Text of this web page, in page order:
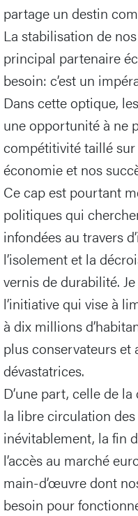
partage un destin
La stabilisation de
principal partenaire
besoin: c’est un
Dans cette optique,
une opportunité à ne
compétitivité taillé
économie et nos
Ce cap est pourtant
politiques qui
infondées au travers
l’isolement et la
vernis de durabilité.
l’initiative qui vise à
à dix millions
plus conservateurs et
dévastatrices.
D’une part, celle de
la libre circulation
inévitablement, la fin
l’accès au marché
main-d’œuvre dont
besoin pour